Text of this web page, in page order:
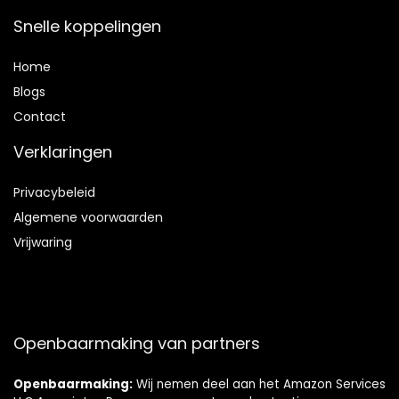
Snelle koppelingen
Home
Blogs
Contact
Verklaringen
Privacybeleid
Algemene voorwaarden
Vrijwaring
Openbaarmaking van partners
Openbaarmaking: Wij nemen deel aan het Amazon Services